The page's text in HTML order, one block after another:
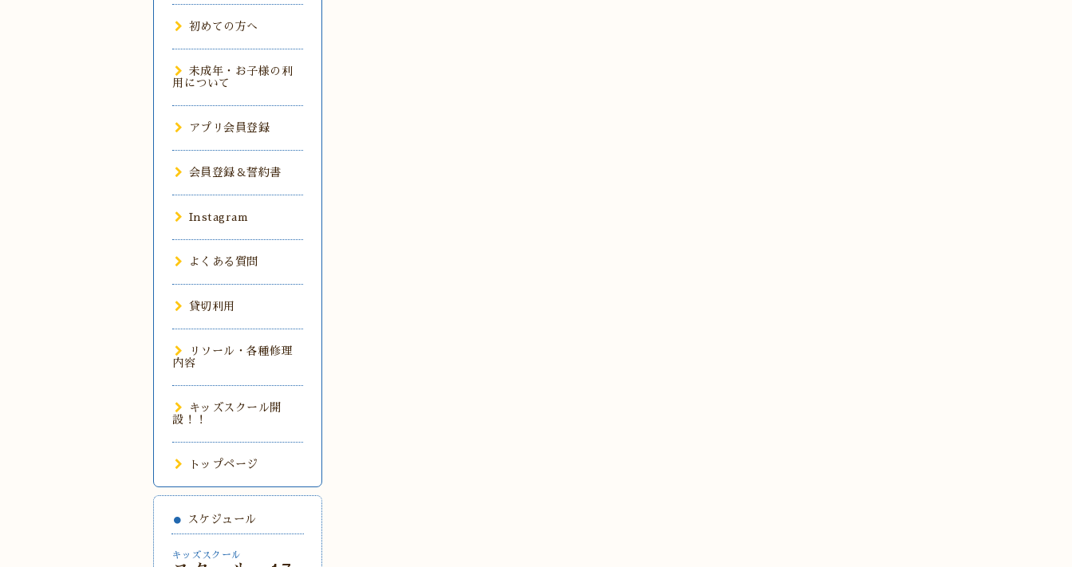
初めての方へ
未成年・お子様の利
用について
アプリ会員登録
会員登録＆誓約書
Instagram
よくある質問
貸切利用
リソール・各種修理
内容
キッズスクール開
設！！
トップページ
スケジュール
キッズスクール